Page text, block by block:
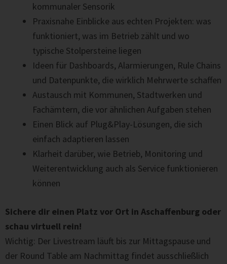
kommunaler Sensorik
Praxisnahe Einblicke aus echten Projekten: was
funktioniert, was im Betrieb zählt und wo
typische Stolpersteine liegen
Ideen für Dashboards, Alarmierungen, Rule Chains
und Datenpunkte, die wirklich Mehrwerte schaffen
Austausch mit Kommunen, Stadtwerken und
Fachämtern, die vor ähnlichen Aufgaben stehen
Einen Blick auf Plug&Play-Lösungen, die sich
einfach adaptieren lassen
Klarheit darüber, wie Betrieb, Monitoring und
Weiterentwicklung auch als Service funktionieren
können
Sichere dir einen Platz vor Ort in Aschaffenburg oder
schau virtuell rein!
Wichtig: Der Livestream läuft bis zur Mittagspause und
der Round Table am Nachmittag findet ausschließlich